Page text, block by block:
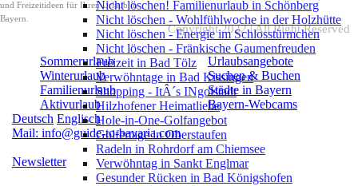
und Freizeitideen für Ihren Urlaub in
Bayern.
Sommerurlaub
Winterurlaub
Familienurlaub
Aktivurlaub
Urlaubsangebote
Suchen & Buchen
Städte in Bayern
Bayern-Webcams
Deutsch Englisch
Mail: info@guide-to-bavaria.com
Newsletter
Copyright 2022 | All Right Reserved
Nicht löschen! Familienurlaub in Schönberg
Nicht löschen - Wohlfühlwoche in der Holzhütte
Nicht löschen - Energie im Schlosstürmchen
Nicht löschen - Fränkische Gaumenfreuden
Freizeit in Bad Tölz
Verwöhntage in Bad Kissingen
Shopping - ItÂ´s INgolstadt
Hilzhofener Heimatliebe
Hole-in-One-Golfangebot
Golfertage in Oberstaufen
Radeln in Rohrdorf am Chiemsee
Verwöhntag in Sankt Englmar
Gesunder Rücken in Bad Königshofen